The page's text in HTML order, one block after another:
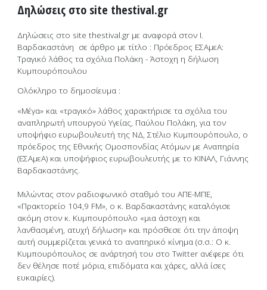
Δηλώσεις στο site thestival.gr
Δηλώσεις στο site thestival.gr με αναφορά στον Ι.
Βαρδακαστάνη σε άρθρο με τίτλο : Πρόεδρος ΕΣΑμεΑ:
Τραγικό λάθος τα σχόλια Πολάκη - Άστοχη η δήλωση
Κυμπουρόπουλου
Ολόκληρο το δημοσίευμα :
«Μέγα» και «τραγικό» λάθος χαρακτήρισε τα σχόλια του
αναπληρωτή υπουργού Υγείας, Παύλου Πολάκη, για τον
υποψήφιο ευρωβουλευτή της ΝΔ, Στέλιο Κυμπουρόπουλο, ο
πρόεδρος της Εθνικής Ομοσπονδίας Ατόμων με Αναπηρία
(ΕΣΑμεΑ) και υποψήφιος ευρωβουλευτής με το ΚΙΝΑΛ, Γιάννης
Βαρδακαστάνης.
Μιλώντας στον ραδιοφωνικό σταθμό του ΑΠΕ-ΜΠΕ,
«Πρακτορείο 104,9 FM», ο κ. Βαρδακαστάνης καταλόγισε
ακόμη στον κ. Κυμπουρόπουλο «μια άστοχη και
λανθασμένη, ατυχή δήλωση» και πρόσθεσε ότι την άποψη
αυτή συμμερίζεται γενικά το αναπηρικό κίνημα (σ.σ.: Ο κ.
Κυμπουρόπουλος σε ανάρτησή του στο Twitter ανέφερε ότι
δεν θέλησε ποτέ μόρια, επιδόματα και χάρες, αλλά ίσες
ευκαιρίες).